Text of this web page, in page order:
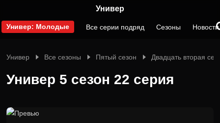
Универ
Универ: Молодые Все серии подряд Сезоны Новости
Универ Все сезоны Пятый сезон Двадцать вторая
Универ 5 сезон 22 серия